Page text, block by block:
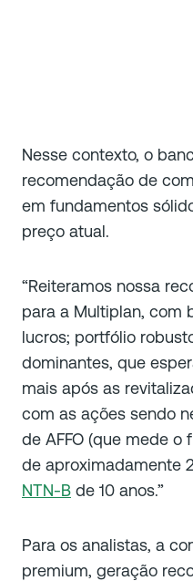
Nesse contexto, o
recomendação de
em fundamentos
preço atual.
“Reiteramos nossa
para a Multiplan, com
lucros; portfólio
dominantes, que
mais após as
com as ações sendo
de AFFO (que mede o
de aproximadamente
NTN-B de 10 anos.”
Para os analistas, a
premium, geração